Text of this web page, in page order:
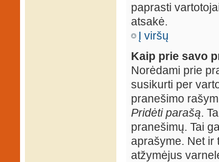
paprasti
atsakė.
Į viršų
Kaip prie savo
Norėdami prie
susikurti per
pranešimo
Pridėti parašą.
pranešimų. Tai
aprašyme. Net ir
atžymėjus